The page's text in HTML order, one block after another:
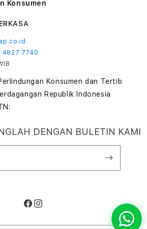
Konsumen
4827 7740
Konsumen dan Tertib
Republik Indonesia
DENGAN BULETIN KAMI
Facebook
Instagram